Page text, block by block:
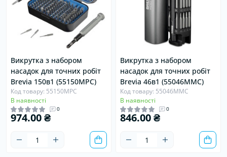
Викрутка з набором
насадок для точних робіт
Brevia 150в1 (55150MPC)
Код товару: 55150MPC
В наявності
0
974.00 ₴
Викрутка з набором
насадок для точних робіт
Brevia 46в1 (55046MMC)
Код товару: 55046MMC
В наявності
0
846.00 ₴